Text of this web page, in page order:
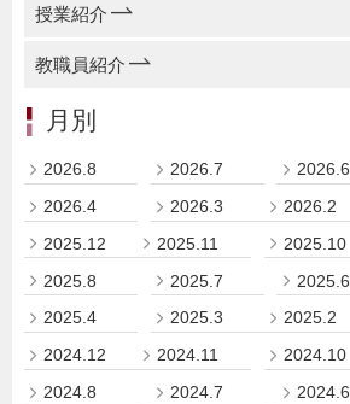
授業紹介
教職員紹介
月別
2026.8 2026.7 2026.6
2026.4
2026.3 2026.2
2025.12
2025.11 2025.10
2025.8
2025.7 2025.6
2025.4
2025.3 2025.2
2024.12
2024.11 2024.10
2024.8
2024.7 2024.6